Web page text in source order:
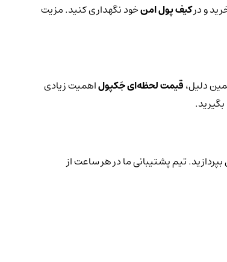
و درکیف پول امنخود نگهداری کنید. مزیت
دلیل،قیمت لحظه‌ای جَکپولاهمیت زیادی
بپردازید. تیم پشتیبانی ما در هر ساعت از